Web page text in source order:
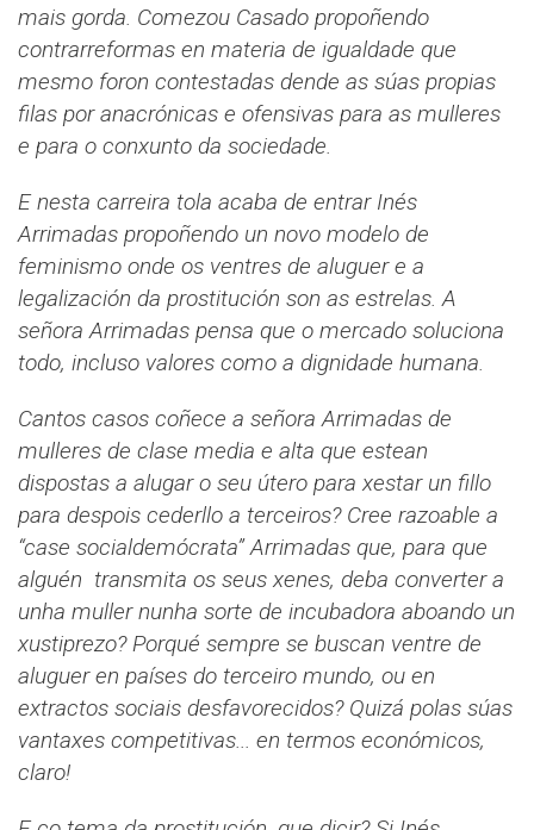
mais gorda. Comezou Casado propoñendo
contrarreformas en materia de igualdade que
mesmo foron contestadas dende as súas propias
filas por anacrónicas e ofensivas para as mulleres
e para o conxunto da sociedade.
E nesta carreira tola acaba de entrar Inés
Arrimadas propoñendo un novo modelo de
feminismo onde os ventres de aluguer e a
legalización da prostitución son as estrelas. A
señora Arrimadas pensa que o mercado soluciona
todo, incluso valores como a dignidade humana.
Cantos casos coñece a señora Arrimadas de
mulleres de clase media e alta que estean
dispostas a alugar o seu útero para xestar un fillo
para despois cederllo a terceiros? Cree razoable a
“case socialdemócrata” Arrimadas que, para que
alguén transmita os seus xenes, deba converter a
unha muller nunha sorte de incubadora aboando un
xustiprezo? Porqué sempre se buscan ventre de
aluguer en países do terceiro mundo, ou en
extractos sociais desfavorecidos? Quizá polas súas
vantaxes competitivas... en termos económicos,
claro!